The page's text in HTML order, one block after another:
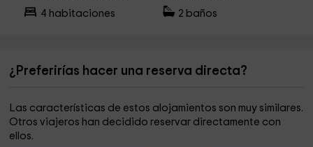
4 habitaciones 2 baños
¿Preferirías hacer una reserva directa?
Las características de estos alojamientos son muy similares.
Otros viajeros han decidido reservar directamente con
ellos.